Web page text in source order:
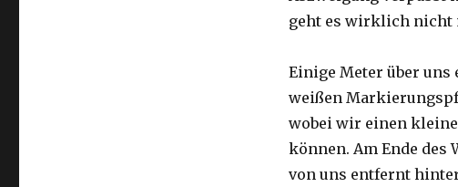
geht es wirklich nicht
Einige Meter über
weißen
wobei wir einen
können. Am Ende des
von uns entfernt